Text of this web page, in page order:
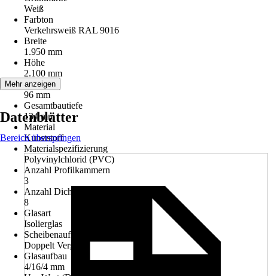
Weiß
Farbton
Verkehrsweiß RAL 9016
Breite
1.950 mm
Höhe
2.100 mm
Bautiefe
96 mm
Gesamtbautiefe
134 mm
Material
Kunststoff
Materialspezifizierung
Polyvinylchlorid (PVC)
Anzahl Profilkammern
3
Anzahl Dichtungen
8
Glasart
Isolierglas
Scheibenaufbau
Doppelt Verglast
Glasaufbau
4/16/4 mm
Mehr anzeigen
Datenblätter
Bereich überspringen